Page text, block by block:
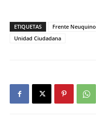
ETIQUETAS Frente Neuquino
Unidad Ciudadana